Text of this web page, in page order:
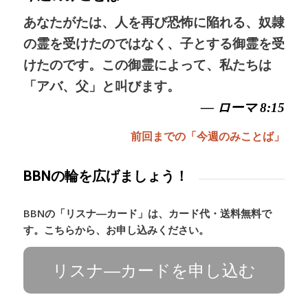
あなたがたは、人を再び恐怖に陥れる、奴隷
の霊を受けたのではなく、子とする御霊を受
けたのです。この御霊によって、私たちは
「アバ、父」と叫びます。
— ローマ 8:15
前回までの「今週のみことば」
BBNの輪を広げましょう！
BBNの「リスナ―カード」は、カード代・送料無料で
す。こちらから、お申し込みください。
リスナ―カードを申し込む